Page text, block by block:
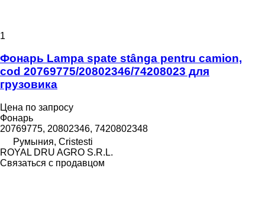
1
Фонарь Lampa spate stânga pentru camion,
cod 20769775/20802346/74208023 для
грузовика
Цена по запросу
Фонарь
20769775, 20802346, 7420802348
Румыния, Cristesti
ROYAL DRU AGRO S.R.L.
Связаться с продавцом